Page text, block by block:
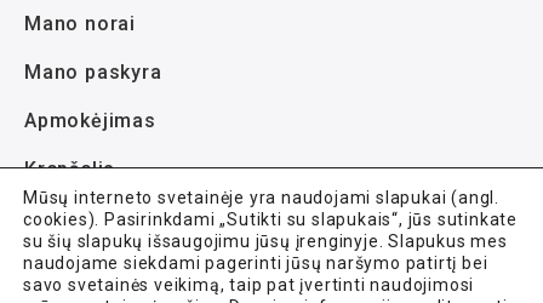
Mano norai
Mano paskyra
Apmokėjimas
Krepšelis
Mūsų interneto svetainėje yra naudojami slapukai (angl.
cookies). Pasirinkdami „Sutikti su slapukais“, jūs sutinkate
su šių slapukų išsaugojimu jūsų įrenginyje. Slapukus mes
naudojame siekdami pagerinti jūsų naršymo patirtį bei
savo svetainės veikimą, taip pat įvertinti naudojimosi